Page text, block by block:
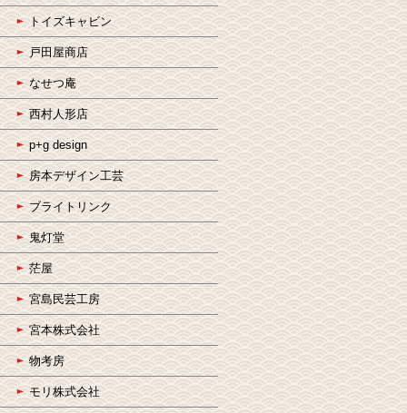
トイズキャビン
戸田屋商店
なせつ庵
西村人形店
p+g design
房本デザイン工芸
ブライトリンク
鬼灯堂
茫屋
宮島民芸工房
宮本株式会社
物考房
モリ株式会社